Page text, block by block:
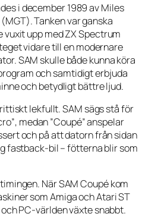
i december 1989 av Miles
Tanken var ganska
vuxit upp med ZX Spectrum
vidare till en modernare
SAM skulle både kunna köra
och samtidigt erbjuda
och betydligt bättre ljud.
lekfullt. SAM sägs stå för
, medan ”Coupé” anspelar
och på att datorn från sidan
fastback-bil – fötterna blir som
När SAM Coupé kom
som Amiga och Atari ST
PC-världen växte snabbt.